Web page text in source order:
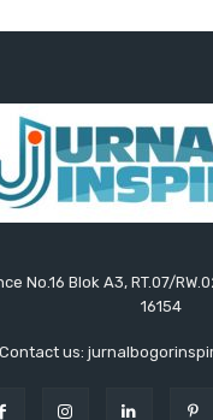
No.16 Blok A3, RT.07/
16154
Contact us: